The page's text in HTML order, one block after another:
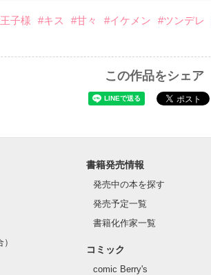
子様 #キス #甘々 #イケメン #ツンデレ
この作品をシェア
書籍発売情報
発売中の本を探す
発売予定一覧
書籍化作家一覧
コミック
comic Berry's